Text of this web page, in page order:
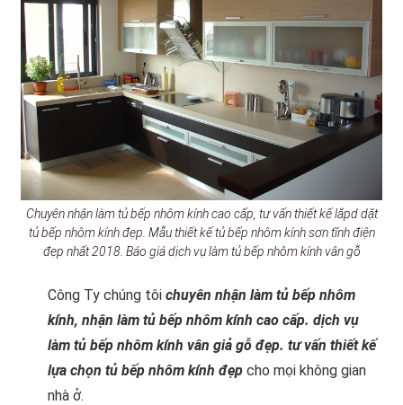
Chuyên nhận làm tủ bếp nhôm kính cao cấp, tư vấn thiết kế lắpd dặt
tủ bếp nhôm kính đẹp. Mẫu thiết kế tủ bếp nhôm kính sơn tĩnh điện
đẹp nhất 2018. Báo giá dịch vụ làm tủ bếp nhôm kính vân gỗ
Công Ty chúng tôi chuyên nhận làm tủ bếp nhôm
kính, nhận làm tủ bếp nhôm kính cao cấp. dịch vụ
làm tủ bếp nhôm kính vân giả gỗ đẹp. tư vấn thiết kế
lựa chọn tủ bếp nhôm kính đẹp cho mọi không gian
nhà ở.